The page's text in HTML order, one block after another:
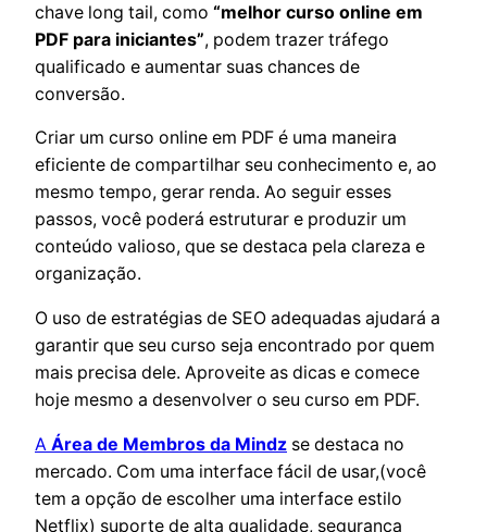
chave long tail, como “melhor curso online em
PDF para iniciantes”, podem trazer tráfego
qualificado e aumentar suas chances de
conversão.
Criar um curso online em PDF é uma maneira
eficiente de compartilhar seu conhecimento e, ao
mesmo tempo, gerar renda. Ao seguir esses
passos, você poderá estruturar e produzir um
conteúdo valioso, que se destaca pela clareza e
organização.
O uso de estratégias de SEO adequadas ajudará a
garantir que seu curso seja encontrado por quem
mais precisa dele. Aproveite as dicas e comece
hoje mesmo a desenvolver o seu curso em PDF.
A Área de Membros da Mindz se destaca no
mercado. Com uma interface fácil de usar,(você
tem a opção de escolher uma interface estilo
Netflix) suporte de alta qualidade, segurança